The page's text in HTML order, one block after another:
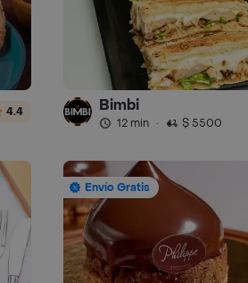
4.4 Bimbi
12 min · $ 5500
Envío Gratis